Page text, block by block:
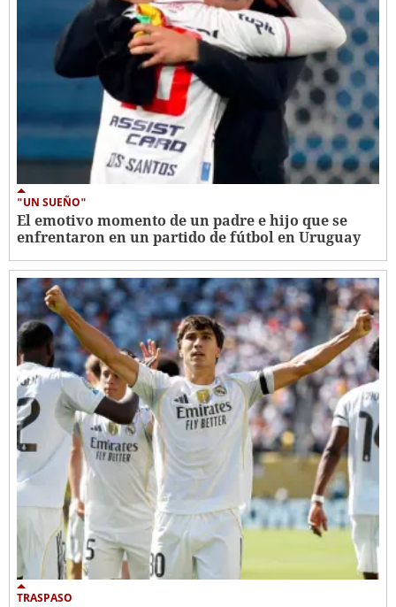
"UN SUEÑO"
El emotivo momento de un padre e hijo que se
enfrentaron en un partido de fútbol en Uruguay
TRASPASO